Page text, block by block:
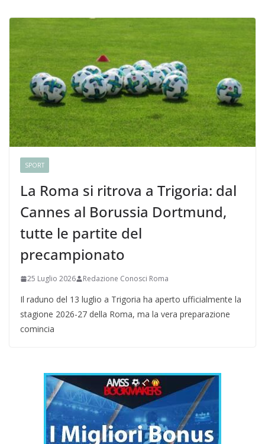
SPORT
La Roma si ritrova a Trigoria: dal
Cannes al Borussia Dortmund,
tutte le partite del
precampionato
25 Luglio 2026 Redazione Conosci Roma
Il raduno del 13 luglio a Trigoria ha aperto ufficialmente la
stagione 2026-27 della Roma, ma la vera preparazione
comincia